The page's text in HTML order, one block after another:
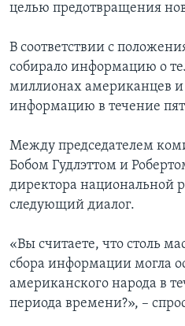
целью предотвращения
В соответствии с
собирало информацию о
миллионах американцев и
информацию в течение
Между председателем
Бобом Гудлэттом и
директора национальной
следующий диалог.
«Вы считаете, что столь
сбора информации могла
американского народа в
периода времени?», –